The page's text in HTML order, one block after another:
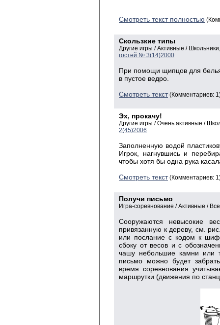
Смотреть текст полностью
Скользкие типы
Другие игры / Активные /
гостей № 3(14)2000
При помощи щипцов для
в пустое ведро.
Смотреть текст(Комментариев:
Эх, прокачу!
Другие игры / Очень активные /
2(45)2006
Заполненную водой
Игрок, нагнувшись и
чтобы хотя бы одна рука
Смотреть текст(Комментариев:
Получи письмо
Игра-соревнование / Активные /
Сооружаются невысокие
привязанную к дереву, см.
или послание с кодом к
сбоку от весов и с
чашу небольшие камни или
письмо можно будет
время соревнования
маршрутки (движения по